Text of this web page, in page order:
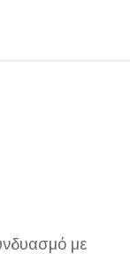
με